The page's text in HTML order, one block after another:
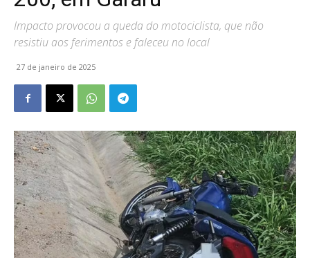
Impacto provocou a queda do motociclista, que não
resistiu aos ferimentos e faleceu no local
27 de janeiro de 2025